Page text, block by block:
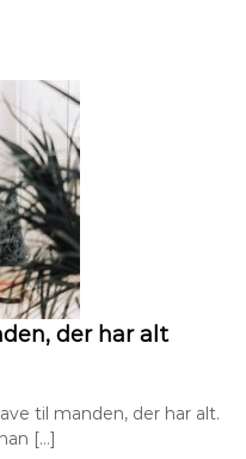
der har alt
til manden, der har alt.
[…]